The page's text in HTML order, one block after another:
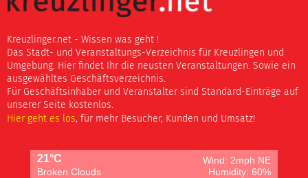
Kreuzlinger.net - Wissen was geht !
Das Stadt- und Veranstaltungs-Verzeichnis für Kreuzlingen und
Umgebung. Hier findet Ihr die neusten Veranstaltungen. Sowie ein
ausgewähltes Geschäftsverzeichnis.
Für Geschäftsinhaber und Veranstalter sind Standard-Einträge auf
unserer Seite kostenlos.
Hier geht es los, für mehr Besucher, Kunden und Umsatz!
21°C
Wind: 2mph NE
Broken Clouds
Humidity: 60%